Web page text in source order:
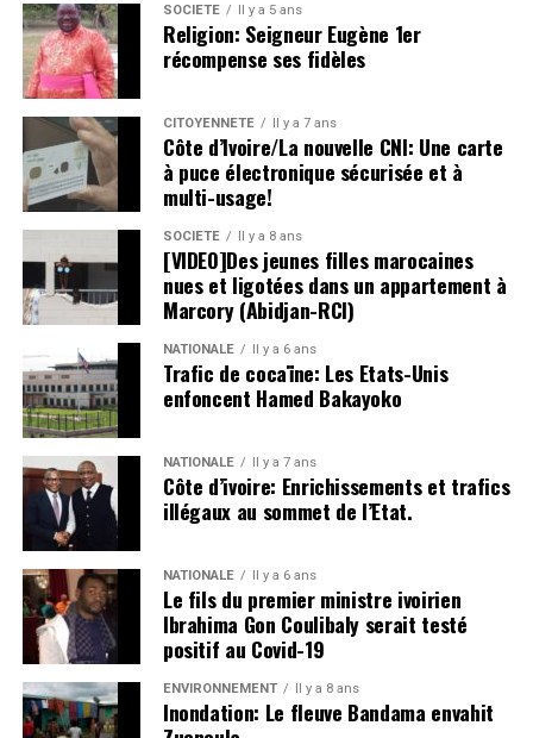
SOCIETE Il y a 5 ans
Religion: Seigneur Eugène 1er
récompense ses fidèles
CITOYENNETÉ Il y a 7 ans
Côte d’Ivoire/La nouvelle CNI: Une carte
à puce électronique sécurisée et à
multi-usage!
SOCIETE Il y a 8 ans
[VIDEO]Des jeunes filles marocaines
nues et ligotées dans un appartement à
Marcory (Abidjan-RCI)
NATIONALE Il y a 6 ans
Trafic de cocaïne: Les Etats-Unis
enfoncent Hamed Bakayoko
NATIONALE Il y a 7 ans
Côte d’ivoire: Enrichissements et trafics
illégaux au sommet de l’Etat.
NATIONALE Il y a 6 ans
Le fils du premier ministre ivoirien
Ibrahima Gon Coulibaly serait testé
positif au Covid-19
ENVIRONNEMENT Il y a 8 ans
Inondation: Le fleuve Bandama envahit